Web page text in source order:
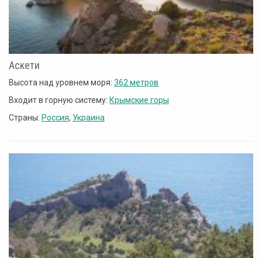
Аскети
Высота над уровнем моря: 362 метров
Входит в горную систему: Крымские горы
Страны: Россия, Украина